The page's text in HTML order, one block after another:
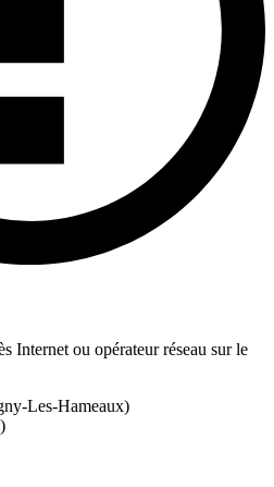
Internet ou opérateur réseau sur le
Les-Hameaux)